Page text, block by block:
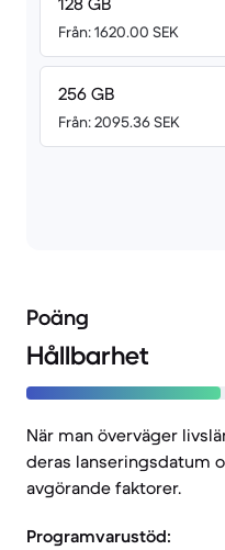
Från: 1620.00 SEK
256 GB
Från: 2095.36 SEK
Poäng
Hållbarhet
När man överväger
deras lanseringsdatum
avgörande faktorer.
Programvarustöd: